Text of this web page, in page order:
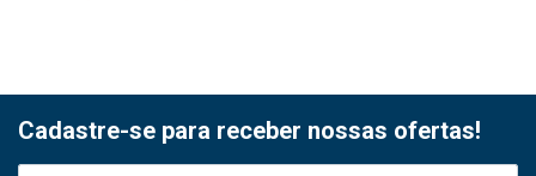
Cadastre-se para receber nossas ofertas!